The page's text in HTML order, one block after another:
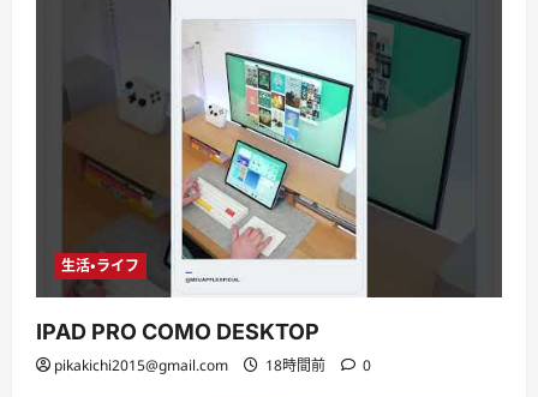
生活・ライフ
IPAD PRO COMO DESKTOP
pikakichi2015@gmail.com 18時間前 0